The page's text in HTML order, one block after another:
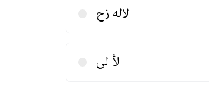
لاله زح
لأ لی